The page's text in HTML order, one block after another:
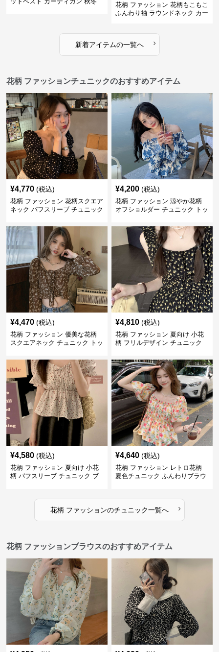
花柄 ファッション 花柄もこもこ
ふんわり袖 ラウンドネック カー
新着アイテムの一覧へ ›
花柄 ファッションチュニックのおすすめアイテム
¥4,770 (税込)
花柄 ファッション 花柄スクエア
ネック パフスリーブ チュニック
¥4,200 (税込)
花柄 ファッション 涼やか花柄
オフショルダー チュニック トッ
¥4,470 (税込)
花柄 ファッション 優美な花柄
スクエアネック チュニック トッ
¥4,810 (税込)
花柄 ファッション 夏向け 小花
柄 フリルデザイン チュニック
¥4,580 (税込)
花柄 ファッション 夏向け 小花
柄 パフスリーブ チュニック ブ
¥4,640 (税込)
花柄 ファッション レトロ花柄
夏色チュニック ふんわりブラウ
花柄 ファッションのチュニック一覧へ ›
花柄 ファッションブラウスのおすすめアイテム